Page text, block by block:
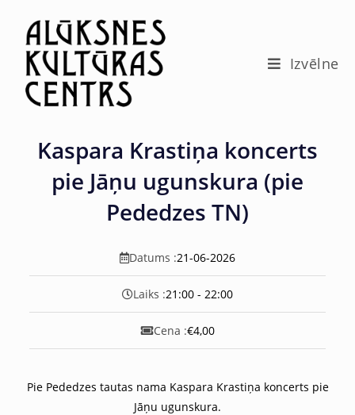
Izvēlne
Kaspara Krastiņa koncerts
pie Jāņu ugunskura (pie
Pededzes TN)
Datums :21-06-2026
Laiks :21:00 - 22:00
Cena :€4,00
Pie Pededzes tautas nama Kaspara Krastiņa koncerts pie
Jāņu ugunskura.